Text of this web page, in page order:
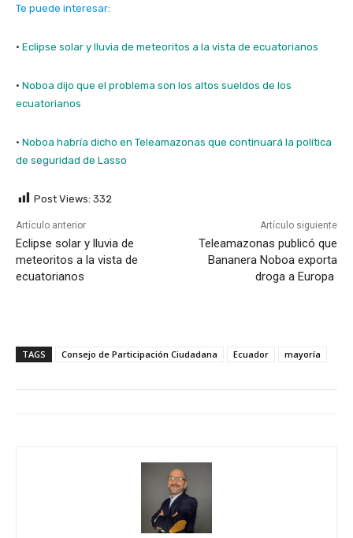
Te puede interesar:
· Eclipse solar y lluvia de meteoritos a la vista de ecuatorianos
· Noboa dijo que el problema son los altos sueldos de los
ecuatorianos
· Noboa habría dicho en Teleamazonas que continuará la política
de seguridad de Lasso
Post Views: 332
Artículo anterior
Eclipse solar y lluvia de
meteoritos a la vista de
ecuatorianos
Artículo siguiente
Teleamazonas publicó que
Bananera Noboa exporta
droga a Europa
TAGS Consejo de Participación Ciudadana Ecuador mayoría